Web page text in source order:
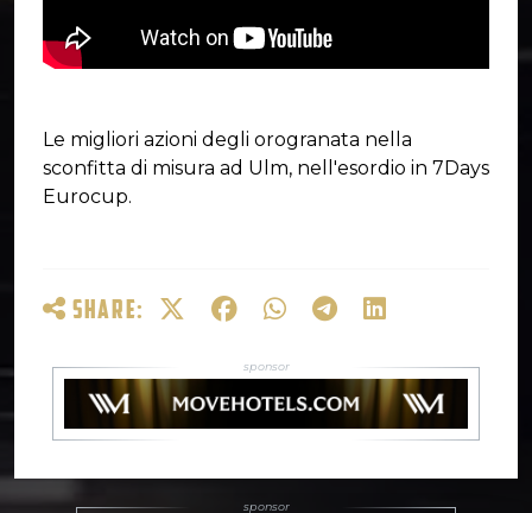
Le migliori azioni degli orogranata nella
sconfitta di misura ad Ulm, nell'esordio in 7Days
Eurocup.
SHARE: